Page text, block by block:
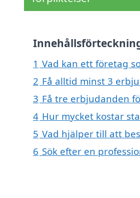
1 Vad kan ett företag
2 Få alltid minst 3
3 Få tre erbjudanden
4 Hur mycket kostar
5 Vad hjälper till att
6 Sök efter en